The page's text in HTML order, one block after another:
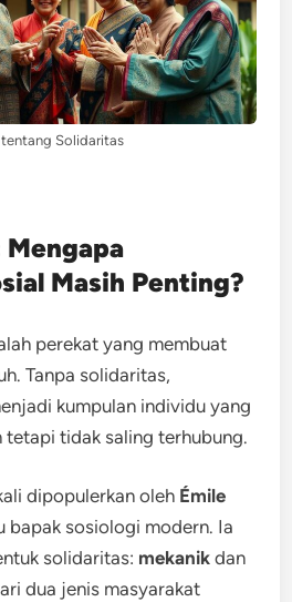
Solidaritas
Mengapa
Masih Penting?
perekat yang membuat
Tanpa solidaritas,
kumpulan individu yang
tidak saling terhubung.
dipopulerkan oleh Émile
bapak sosiologi modern. Ia
solidaritas: mekanik dan
dua jenis masyarakat